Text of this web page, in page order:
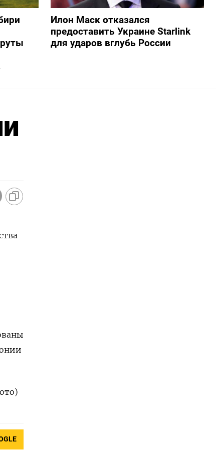
Илон Маск отказался
предоставить Украине Starlink
для ударов вглубь России